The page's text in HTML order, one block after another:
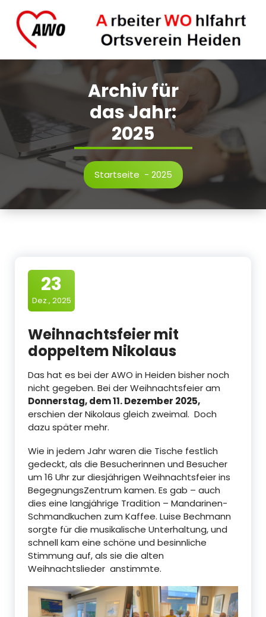
Inhalt
springen
Archiv für
das Jahr:
2025
Startseite - 2025
23
Dez., 2025
Weihnachtsfeier mit
doppeltem Nikolaus
Das hat es bei der AWO in Heiden bisher noch
nicht gegeben. Bei der Weihnachtsfeier am
Donnerstag, dem 11. Dezember 2025,
erschien der Nikolaus gleich zweimal. Doch
dazu später mehr.
Wie in jedem Jahr waren die Tische festlich
gedeckt, als die Besucherinnen und Besucher
um 16 Uhr zur diesjährigen Weihnachtsfeier ins
BegegnungsZentrum kamen. Es gab – auch
dies eine langjährige Tradition – Mandarinen-
Schmandkuchen zum Kaffee. Luise Bechmann
sorgte für die musikalische Unterhaltung, und
schnell kam eine schöne und besinnliche
Stimmung auf, als sie die alten
Weihnachtslieder anstimmte.